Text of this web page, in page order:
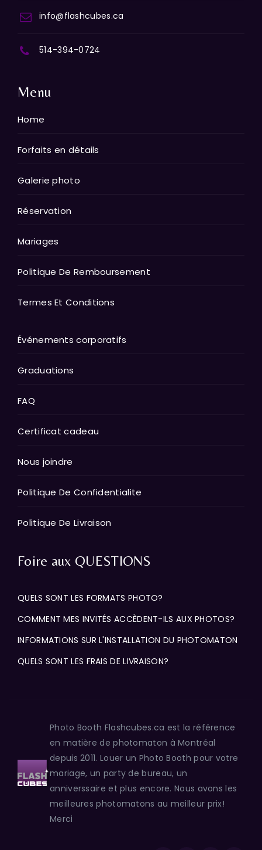
info@flashcubes.ca
514-394-0724
Menu
Home
Forfaits en détails
Galerie photo
Réservation
Mariages
Politique De Remboursement
Termes Et Conditions
Événements corporatifs
Graduations
FAQ
Certificat cadeau
Nous joindre
Politique De Confidentialite
Politique De Livraison
Foire aux QUESTIONS
QUELS SONT LES FORMATS PHOTO?
COMMENT MES INVITÉS ACCÈDENT-ILS AUX PHOTOS?
INFORMATIONS SUR L'INSTALLATION DU PHOTOMATON
QUELS SONT LES FRAIS DE LIVRAISON?
Photo Booth Flashcubes.ca est la référence
en matière de photomaton à Montréal
depuis 2011. Louer un Photo Booth pour votre
mariage, un party de bureau, un
anniverssaire et plus encore. Nous avons les
meilleures photomatons au meilleur prix!
Merci